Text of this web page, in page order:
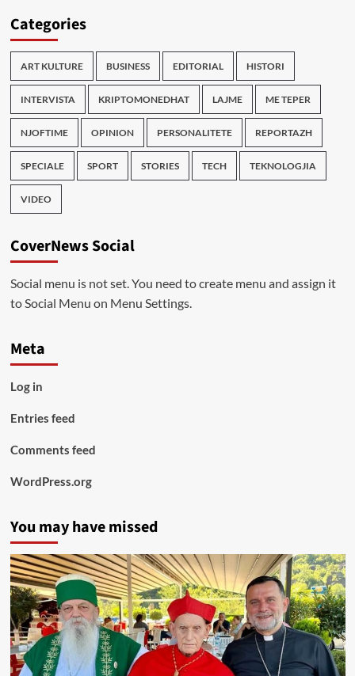
Categories
ART KULTURE BUSINESS EDITORIAL HISTORI
INTERVISTA KRIPTOMONEDHAT LAJME ME TEPER
NJOFTIME OPINION PERSONALITETE REPORTAZH
SPECIALE SPORT STORIES TECH TEKNOLOGJIA
VIDEO
CoverNews Social
Social menu is not set. You need to create menu and assign it
to Social Menu on Menu Settings.
Meta
Log in
Entries feed
Comments feed
WordPress.org
You may have missed